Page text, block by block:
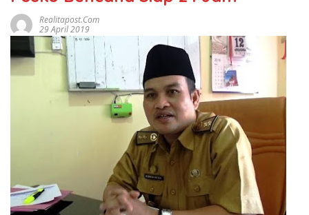
Realitapost.com
29 April 2019